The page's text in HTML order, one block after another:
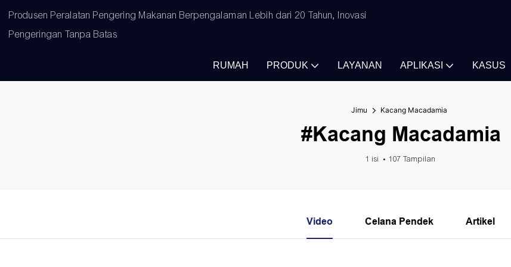
Produsen Peralatan Pengering Makanan Berpengalaman Lebih dari 20 Tahun, Inovasi
Pengeringan Tanpa Batas
RUMAH PRODUK LAYANAN APLIKASI KASUS
Jimu Kacang Macadamia
#Kacang Macadamia
1 isi 107 Tampilan
Video Celana Pendek Artikel